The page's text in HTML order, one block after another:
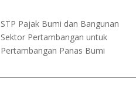
STP Pajak Bumi dan Bangunan
Sektor Pertambangan untuk
Pertambangan Panas Bumi